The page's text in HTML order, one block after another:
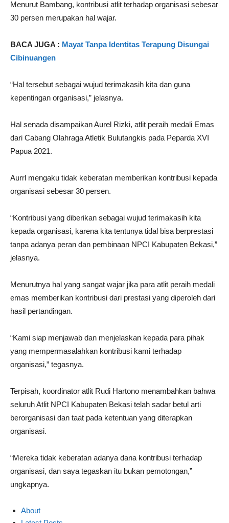
Menurut Bambang, kontribusi atlit terhadap organisasi sebesar
30 persen merupakan hal wajar.
BACA JUGA : Mayat Tanpa Identitas Terapung Disungai
Cibinuangen
“Hal tersebut sebagai wujud terimakasih kita dan guna
kepentingan organisasi,” jelasnya.
Hal senada disampaikan Aurel Rizki, atlit peraih medali Emas
dari Cabang Olahraga Atletik Bulutangkis pada Peparda XVI
Papua 2021.
Aurrl mengaku tidak keberatan memberikan kontribusi kepada
organisasi sebesar 30 persen.
“Kontribusi yang diberikan sebagai wujud terimakasih kita
kepada organisasi, karena kita tentunya tidal bisa berprestasi
tanpa adanya peran dan pembinaan NPCI Kabupaten Bekasi,”
jelasnya.
Menurutnya hal yang sangat wajar jika para atlit peraih medali
emas memberikan kontribusi dari prestasi yang diperoleh dari
hasil pertandingan.
“Kami siap menjawab dan menjelaskan kepada para pihak
yang mempermasalahkan kontribusi kami terhadap
organisasi,” tegasnya.
Terpisah, koordinator atlit Rudi Hartono menambahkan bahwa
seluruh Atlit NPCI Kabupaten Bekasi telah sadar betul arti
berorganisasi dan taat pada ketentuan yang diterapkan
organisasi.
“Mereka tidak keberatan adanya dana kontribusi terhadap
organisasi, dan saya tegaskan itu bukan pemotongan,”
ungkapnya.
About